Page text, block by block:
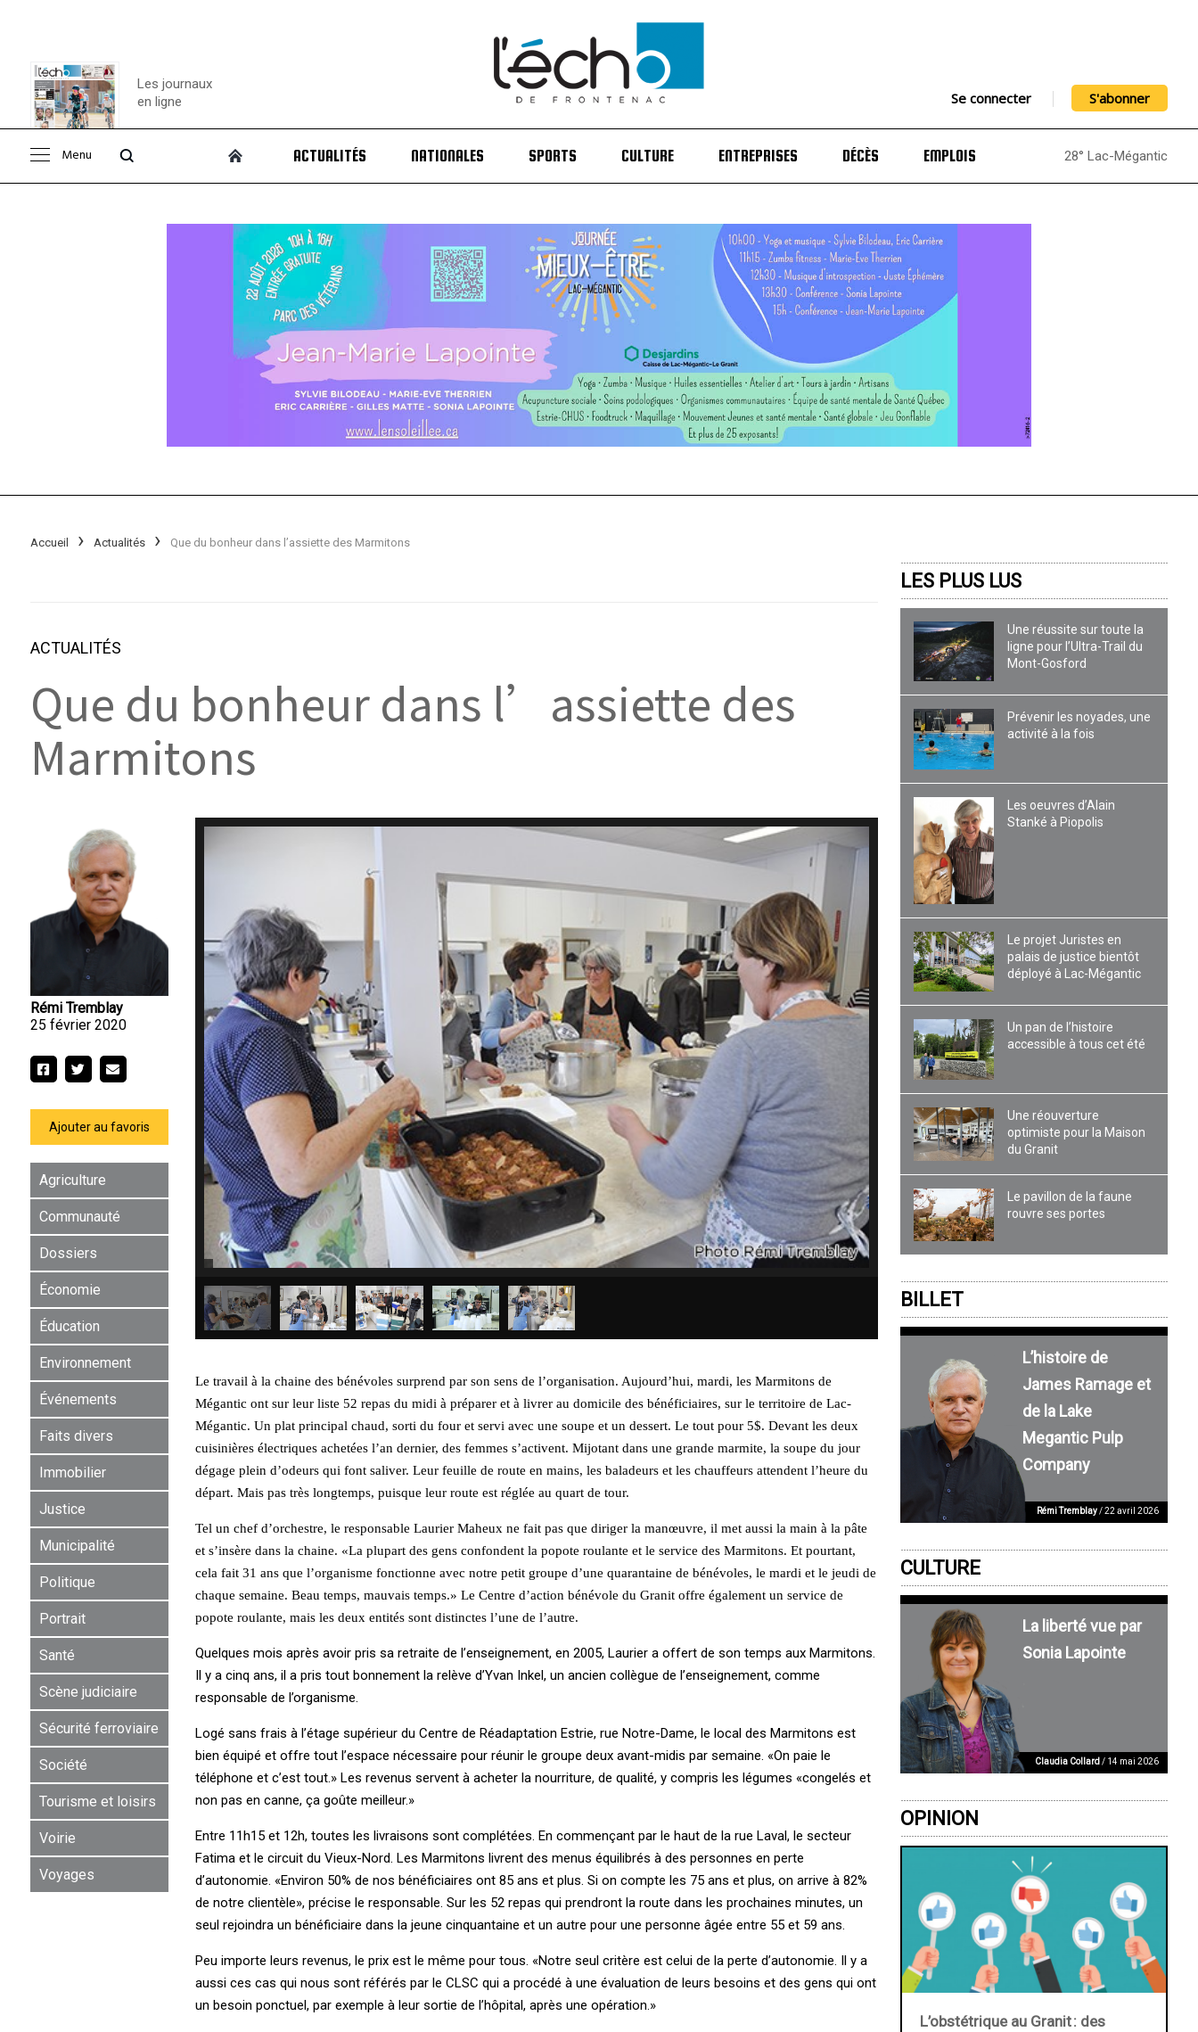
Consulter le
Les journaux
en ligne
Se connecter S'abonner
Menu ACTUALITÉS NATIONALES SPORTS CULTURE ENTREPRISES DÉCÈS EMPLOIS 28° Lac-Mégantic
Accueil Actualités Que du bonheur dans l’assiette des Marmitons
ACTUALITÉS
Que du bonheur dans l’assiette des
Marmitons
Rémi Tremblay
25 février 2020
Ajouter au favoris
Agriculture
Communauté
Dossiers
Économie
Éducation
Environnement
Événements
Faits divers
Immobilier
Justice
Municipalité
Politique
Portrait
Santé
Scène judiciaire
Sécurité ferroviaire
Société
Tourisme et loisirs
Voirie
Voyages
Le travail à la chaine des bénévoles surprend par son sens de l’organisation. Aujourd’hui, mardi, les Marmitons de
Mégantic ont sur leur liste 52 repas du midi à préparer et à livrer au domicile des bénéficiaires, sur le territoire de Lac-
Mégantic. Un plat principal chaud, sorti du four et servi avec une soupe et un dessert. Le tout pour 5$. Devant les deux
cuisinières électriques achetées l’an dernier, des femmes s’activent. Mijotant dans une grande marmite, la soupe du jour
dégage plein d’odeurs qui font saliver. Leur feuille de route en mains, les baladeurs et les chauffeurs attendent l’heure du
départ. Mais pas très longtemps, puisque leur route est réglée au quart de tour.
Tel un chef d’orchestre, le responsable Laurier Maheux ne fait pas que diriger la manœuvre, il met aussi la main à la pâte
et s’insère dans la chaine. «La plupart des gens confondent la popote roulante et le service des Marmitons. Et pourtant,
cela fait 31 ans que l’organisme fonctionne avec notre petit groupe d’une quarantaine de bénévoles, le mardi et le jeudi de
chaque semaine. Beau temps, mauvais temps.» Le Centre d’action bénévole du Granit offre également un service de
popote roulante, mais les deux entités sont distinctes l’une de l’autre.
Quelques mois après avoir pris sa retraite de l’enseignement, en 2005, Laurier a offert de son temps aux Marmitons.
Il y a cinq ans, il a pris tout bonnement la relève d’Yvan Inkel, un ancien collègue de l’enseignement, comme
responsable de l’organisme.
Logé sans frais à l’étage supérieur du Centre de Réadaptation Estrie, rue Notre-Dame, le local des Marmitons est
bien équipé et offre tout l’espace nécessaire pour réunir le groupe deux avant-midis par semaine. «On paie le
téléphone et c’est tout.» Les revenus servent à acheter la nourriture, de qualité, y compris les légumes «congelés et
non pas en canne, ça goûte meilleur.»
Entre 11h15 et 12h, toutes les livraisons sont complétées. En commençant par le haut de la rue Laval, le secteur
Fatima et le circuit du Vieux-Nord. Les Marmitons livrent des menus équilibrés à des personnes en perte
d’autonomie. «Environ 50% de nos bénéficiaires ont 85 ans et plus. Si on compte les 75 ans et plus, on arrive à 82%
de notre clientèle», précise le responsable. Sur les 52 repas qui prendront la route dans les prochaines minutes, un
seul rejoindra un bénéficiaire dans la jeune cinquantaine et un autre pour une personne âgée entre 55 et 59 ans.
Peu importe leurs revenus, le prix est le même pour tous. «Notre seul critère est celui de la perte d’autonomie. Il y a
aussi ces cas qui nous sont référés par le CLSC qui a procédé à une évaluation de leurs besoins et des gens qui ont
un besoin ponctuel, par exemple à leur sortie de l’hôpital, après une opération.»
LES PLUS LUS
Une réussite sur toute la
ligne pour l’Ultra-Trail du
Mont-Gosford
Prévenir les noyades, une
activité à la fois
Les oeuvres d’Alain
Stanké à Piopolis
Le projet Juristes en
palais de justice bientôt
déployé à Lac-Mégantic
Un pan de l’histoire
accessible à tous cet été
Une réouverture
optimiste pour la Maison
du Granit
Le pavillon de la faune
rouvre ses portes
BILLET
L’histoire de
James Ramage et
de la Lake
Megantic Pulp
Company
Rémi Tremblay/ 22 avril 2026
CULTURE
La liberté vue par
Sonia Lapointe
Claudia Collard/ 14 mai 2026
OPINION
L’obstétrique au ­Granit : des